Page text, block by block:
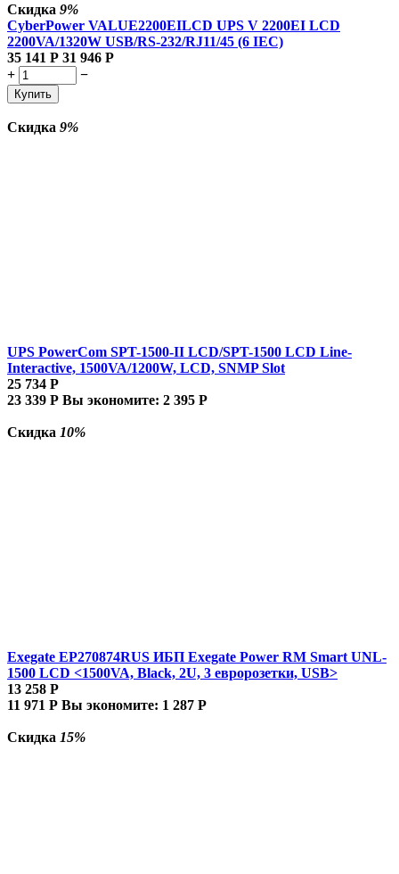
Скидка 9%
CyberPower VALUE2200EILCD UPS V 2200EI LCD
2200VA/1320W USB/RS-232/RJ11/45 (6 IEC)
35 141 Р 31 946 Р
+
−
Купить
Скидка 9%
UPS PowerCom SPT-1500-II LCD/SPT-1500 LCD Line-
Interactive, 1500VA/1200W, LCD, SNMP Slot
25 734 Р
23 339 Р Вы экономите: 2 395 Р
Скидка 10%
Exegate EP270874RUS ИБП Exegate Power RM Smart UNL-
1500 LCD <1500VA, Black, 2U, 3 евророзетки, USB>
13 258 Р
11 971 Р Вы экономите: 1 287 Р
Скидка 15%